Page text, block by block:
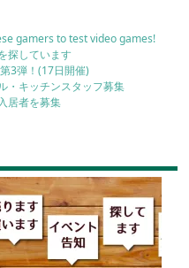
gamers to test video games!
探しています
3弾！(17日開催)
・キッチンスタッフ募集
居者を募集